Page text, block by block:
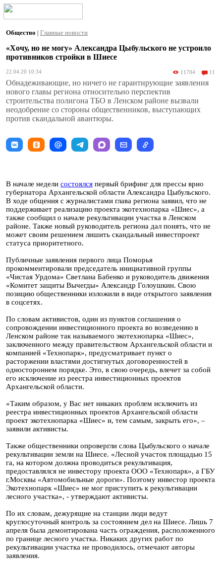
Общество | Главные новости
«Хочу, но не могу» Александра Цыбульского не устроило
противников стройки в Шиесе
22.04.20 10:34 11704 11
Обнадеживающие, но ничего не гарантирующие заявления
нового главы региона относительно перспектив
строительства полигона ТБО в Ленском районе вызвали
неодобрение со стороны общественников, выступающих
против скандальной авантюры.
В начале недели состоялся первый брифинг для прессы врио
губернатора Архангельской области Александра Цыбульского.
В ходе общения с журналистами глава региона заявил, что не
поддерживает реализацию проекта экотехнопарка «Шиес», а
также сообщил о начале рекультивации участка в Ленском
районе. Также новый руководитель региона дал понять, что не
может своим решением лишить скандальный инвестпроект
статуса приоритетного.
Публичные заявления первого лица Поморья
прокомментировали председатель инициативной группы
«Чистая Урдома» Светлана Бабенко и руководитель движения
«Комитет защиты Вычегды» Александр Голоушкин. Свою
позицию общественники изложили в виде открытого заявления
в соцсетях.
По словам активистов, один из пунктов соглашения о
сопровождении инвестиционного проекта во возведению в
Ленском районе так называемого экотехнопарка «Шиес»,
заключенного между правительством Архангельской области и
компанией «Технопарк», предусматривает пункт о
расторжении властями достигнутых договоренностей в
одностороннем порядке. Это, в свою очередь, влечет за собой
его исключение из реестра инвестиционных проектов
Архангельской области.
«Таким образом, у Вас нет никаких проблем исключить из
реестра инвестиционных проектов Архангельской области
проект экотехнопарка «Шиес» и, тем самым, закрыть его», –
заявили активисты.
Также общественники опровергли слова Цыбульского о начале
рекультивации земли на Шиесе. «Лесной участок площадью 15
га, на котором должна проводиться рекультивация,
предоставлялся не инвестору проекта ООО «Технопарк», а ГБУ
г.Москвы «Автомобильные дороги». Поэтому инвестор проекта
Экотехнопарк «Шиес» не мог приступить к рекультивации
лесного участка», - утверждают активисты.
По их словам, дежурящие на станции люди ведут
круглосуточный контроль за состоянием дел на Шиесе. Лишь 7
апреля была демонтирована часть ограждения, расположенного
по границе лесного участка. Никаких других работ по
рекультивации участка не проводилось, отмечают авторы
заявления.